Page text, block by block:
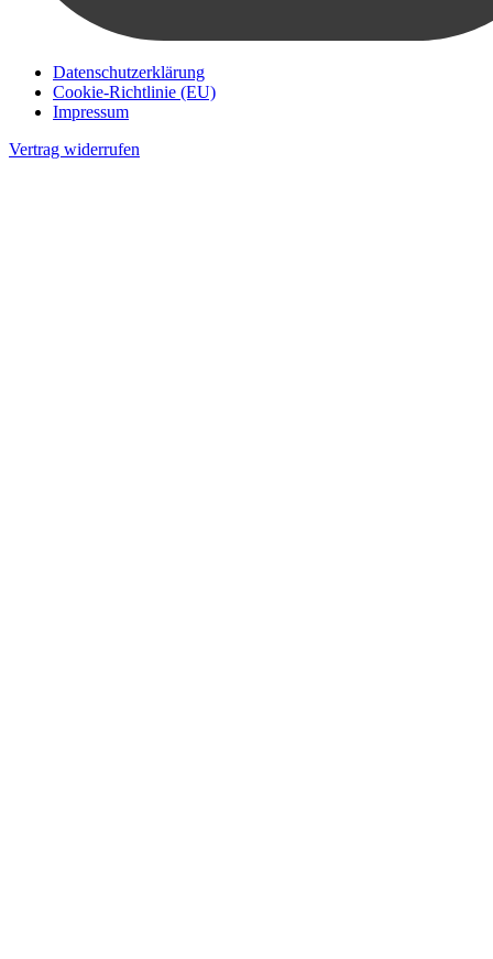
Datenschutzerklärung
Cookie-Richtlinie (EU)
Impressum
Vertrag widerrufen